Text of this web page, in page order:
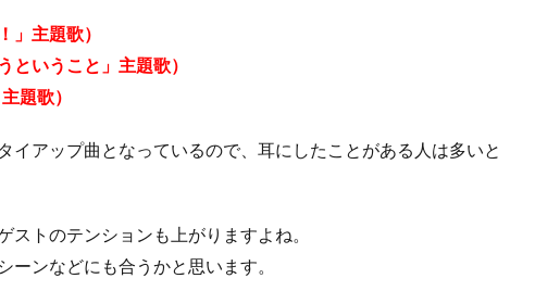
」主題歌）
ということ」主題歌）
題歌）
イアップ曲となっているので、耳にしたことがある人は多いと
ストのテンションも上がりますよね。
ーンなどにも合うかと思います。